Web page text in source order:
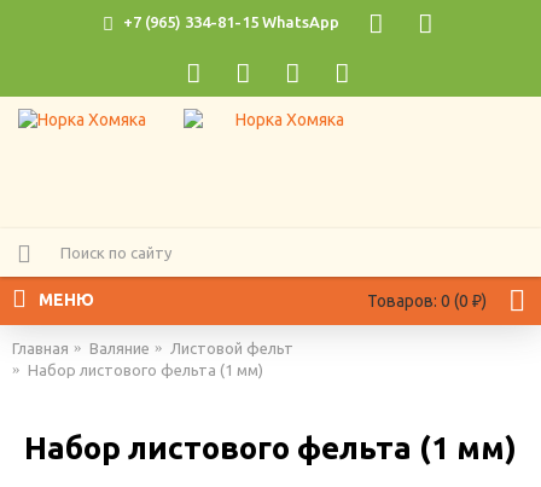
+7 (965) 334-81-15 WhatsApp
Товаров: 0 (0 ₽)
МЕНЮ
Главная Валяние
Листовой фельт
Набор листового фельта (1 мм)
Набор листового фельта (1 мм)